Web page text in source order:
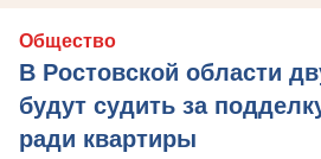
Общество
В Ростовской области
будут судить за
ради квартиры